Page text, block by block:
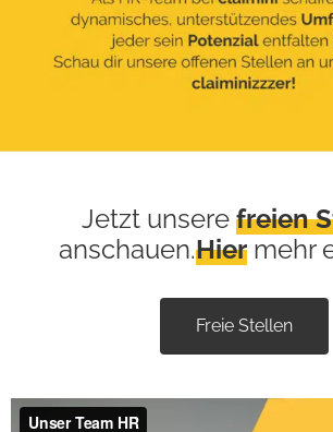
Jetzt unsere freien
anschauen.Hier mehr
Freie Stellen